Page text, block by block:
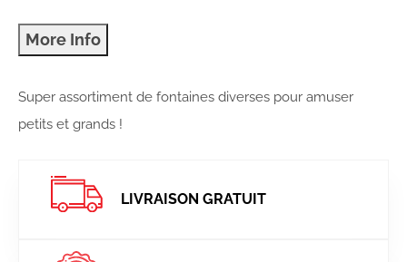
Super assortiment de fontaines diverses pour amuser
petits et grands !
LIVRAISON GRATUIT